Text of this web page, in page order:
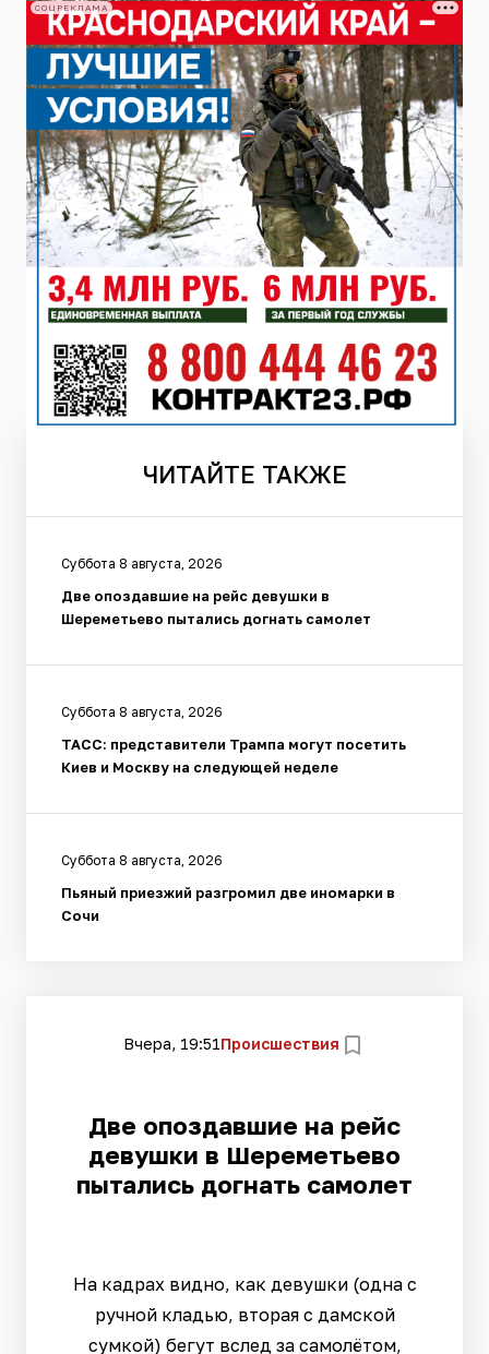
СОЦРЕКЛАМА
ЧИТАЙТЕ ТАКЖЕ
Суббота 8 августа, 2026
Две опоздавшие на рейс девушки в
Шереметьево пытались догнать самолет
Суббота 8 августа, 2026
ТАСС: представители Трампа могут посетить
Киев и Москву на следующей неделе
Суббота 8 августа, 2026
Пьяный приезжий разгромил две иномарки в
Сочи
Вчера, 19:51Происшествия
Две опоздавшие на рейс
девушки в Шереметьево
пытались догнать самолет
На кадрах видно, как девушки (одна с
ручной кладью, вторая с дамской
сумкой) бегут вслед за самолётом,